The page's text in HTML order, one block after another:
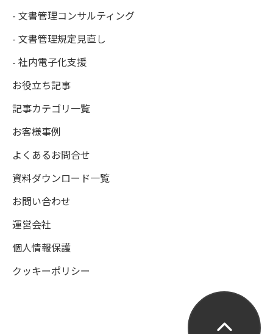
- 文書管理コンサルティング
- 文書管理規定見直し
- 社内電子化支援
お役立ち記事
記事カテゴリ一覧
お客様事例
よくあるお問合せ
資料ダウンロード一覧
お問い合わせ
運営会社
個人情報保護
クッキーポリシー